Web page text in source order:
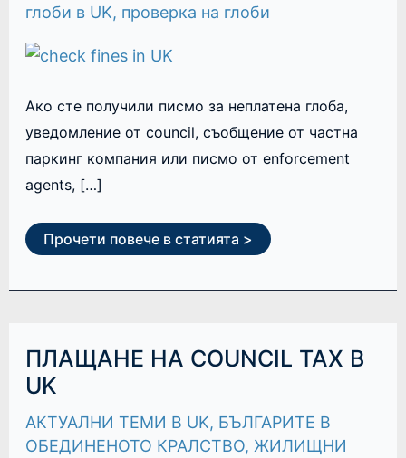
глоби в UK, проверка на глоби
Ако сте получили писмо за неплатена глоба,
уведомление от council, съобщение от частна
паркинг компания или писмо от enforcement
agents, […]
Прочети повече в статията >
ПЛАЩАНЕ НА COUNCIL TAX В
UK
АКТУАЛНИ ТЕМИ В UK, БЪЛГАРИТЕ В
ОБЕДИНЕНОТО КРАЛСТВО, ЖИЛИЩНИ
ПЛАЩАНЕ
НА
COUNCIL
TAX
UK